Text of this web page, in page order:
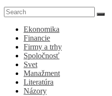
Ekonomika
Financie
Firmy a trhy
Spoločnosť
Svet
Manažment
Literatúra
Názory